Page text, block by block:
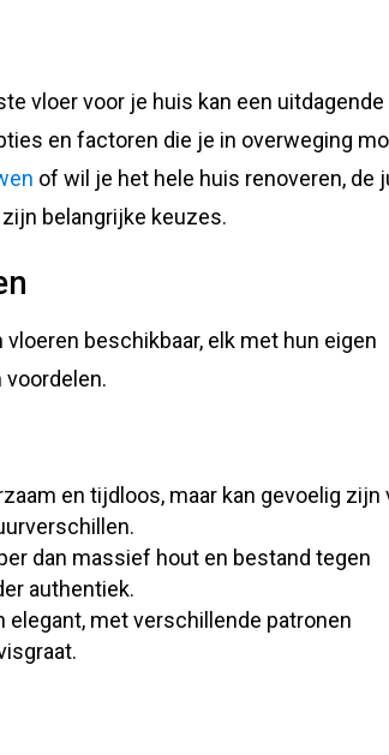
vloer voor je huis kan een uitdagende
en factoren die je in overweging
of wil je het hele huis renoveren, de
belangrijke keuzes.
beschikbaar, elk met hun eigen
voordelen.
en tijdloos, maar kan gevoelig zijn
dan massief hout en bestand tegen
authentiek.
elegant, met verschillende patronen